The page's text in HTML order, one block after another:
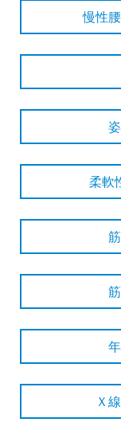
慢性
柔軟
Ｘ